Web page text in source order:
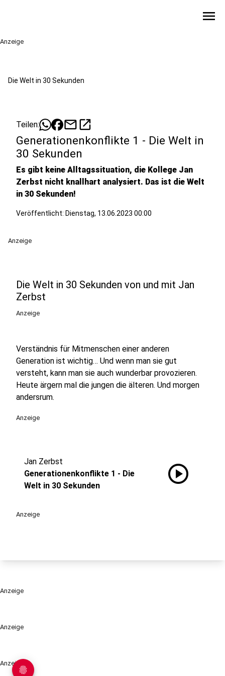
menu
Anzeige
Anzeige
Anzeige
Die Welt in 30 Sekunden
Teilen: mailopen_in_new
Generationenkonflikte 1 - Die Welt in
30 Sekunden
Es gibt keine Alltagssituation, die Kollege Jan
Zerbst nicht knallhart analysiert. Das ist die Welt
in 30 Sekunden!
Veröffentlicht: Dienstag, 13.06.2023 00:00
Anzeige
Die Welt in 30 Sekunden von und mit Jan
Zerbst
Anzeige
Verständnis für Mitmenschen einer anderen
Generation ist wichtig… Und wenn man sie gut
versteht, kann man sie auch wunderbar provozieren.
Heute ärgern mal die jungen die älteren. Und morgen
andersrum.
Anzeige
Jan Zerbst
Generationenkonflikte 1 - Die
Welt in 30 Sekunden
play_circle
Anzeige
Anzeige